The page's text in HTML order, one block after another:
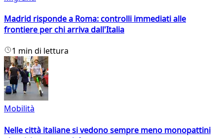
Madrid risponde a Roma: controlli immediati alle
frontiere per chi arriva dall'Italia
1 min di lettura
Mobilità
Nelle città italiane si vedono sempre meno monopattini